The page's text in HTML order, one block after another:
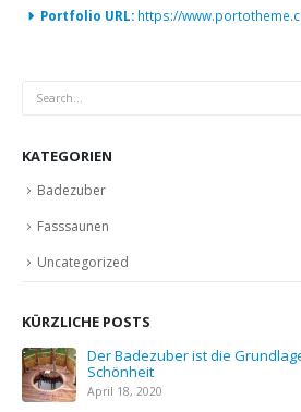
Portfolio URL: https://
KATEGORIEN
Badezuber
Fasssaunen
Uncategorized
KÜRZLICHE POSTS
Der Badezuber ist die
Schönheit
April 18, 2020